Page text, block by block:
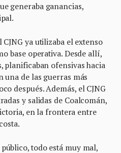
generaba ganancias,
CJNG ya utilizaba el extenso
base operativa. Desde allí,
planificaban ofensivas hacia
de las guerras más
después. Además, el CJNG
y salidas de Coalcomán,
en la frontera entre
todo está muy mal,